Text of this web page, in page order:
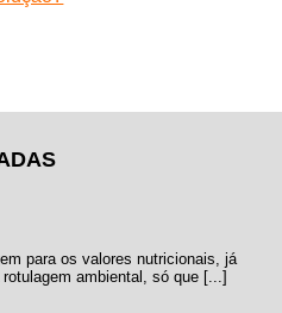
para os valores nutricionais, já
ambiental, só que [...]